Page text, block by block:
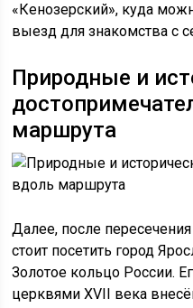
«Кенозерский», куда
выезд для знакомства с
Природные и
маршрута
Далее, после
стоит посетить город
Золотое кольцо России.
церквями XVII века